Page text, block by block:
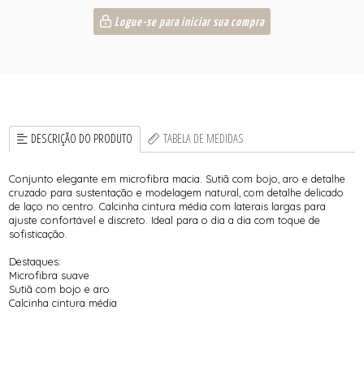
Logue-se para iniciar sua compra
DESCRIÇÃO DO PRODUTO TABELA DE MEDIDAS
Conjunto elegante em microfibra macia. Sutiã com bojo, aro e detalhe
cruzado para sustentação e modelagem natural, com detalhe delicado
de laço no centro. Calcinha cintura média com laterais largas para
ajuste confortável e discreto. Ideal para o dia a dia com toque de
sofisticação.
Destaques:
Microfibra suave
Sutiã com bojo e aro
Calcinha cintura média